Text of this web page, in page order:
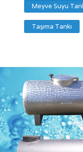
Meyve Suyu
Taşıma Tankı